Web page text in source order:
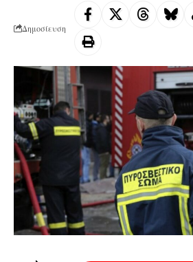
Δημοσίευση